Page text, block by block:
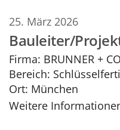
25. März 2026
Bauleiter/
Firma: BRUNNER + CO
Bereich:
Ort: München
Weitere